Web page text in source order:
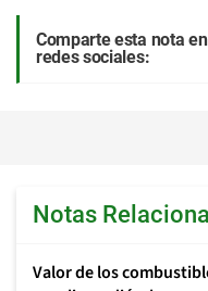
Comparte esta nota en
redes sociales:
Notas
Valor de los